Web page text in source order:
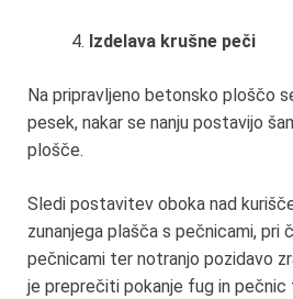
Izdelava krušne peči
Na pripravljeno betonsko ploščo
pesek, nakar se nanju postavijo
plošče.
Sledi postavitev oboka nad
zunanjega plašča s pečnicami, pri
pečnicami ter notranjo pozidavo
je preprečiti pokanje fug in